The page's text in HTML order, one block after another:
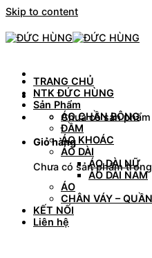
Skip to content
Chưa có sản
Giỏ hàng
Chưa có sản phẩm
TRANG CHỦ
NTK ĐỨC HÙNG
Sản Phẩm
ÁO CHẦN BÔNG
ĐẦM
ÁO KHOÁC
ÁO DÀI
ÁO DÀI NỮ
ÁO DÀI NAM
ÁO
CHÂN VÁY – QUẦN
KẾT NỐI
Liên hệ